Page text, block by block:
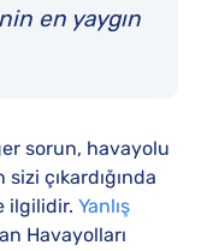
en yaygın
sorun, havayolu
çıkardığında
ilgilidir. Yanlış
Havayolları